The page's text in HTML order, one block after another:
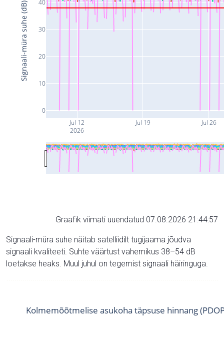
Jul 12
2026
Jul 19 Jul 26
0
10
20
30
40
Signaali-müra suhe (dB)
Graafik viimati uuendatud 07.08.2026 21:44:57
Signaali-müra suhe näitab satelliidilt tugijaama jõudva
signaali kvaliteeti. Suhte väärtust vahemikus 38–54 dB
loetakse heaks. Muul juhul on tegemist signaali häiringuga.
Kolmemõõtmelise asukoha täpsuse hinnang